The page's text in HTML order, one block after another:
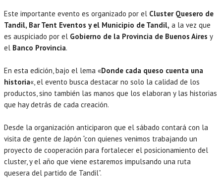
Este importante evento es organizado por el Cluster Quesero de
Tandil, Bar Tent Eventos y el Municipio de Tandil, a la vez que
es auspiciado por el Gobierno de la Provincia de Buenos Aires y
el Banco Provincia.
En esta edición, bajo el lema «Donde cada queso cuenta una
historia«, el evento busca destacar no solo la calidad de los
productos, sino también las manos que los elaboran y las historias
que hay detrás de cada creación.
Desde la organización anticiparon que el sábado contará con la
visita de gente de Japón “con quienes venimos trabajando un
proyecto de cooperación para fortalecer el posicionamiento del
cluster, y el año que viene estaremos impulsando una ruta
quesera del partido de Tandil”.